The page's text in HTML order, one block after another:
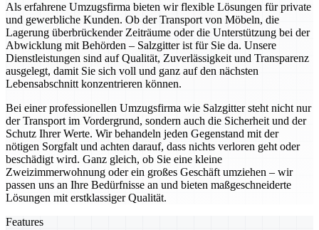
Als erfahrene Umzugsfirma bieten wir flexible Lösungen für private
und gewerbliche Kunden. Ob der Transport von Möbeln, die
Lagerung überbrückender Zeiträume oder die Unterstützung bei der
Abwicklung mit Behörden – Salzgitter ist für Sie da. Unsere
Dienstleistungen sind auf Qualität, Zuverlässigkeit und Transparenz
ausgelegt, damit Sie sich voll und ganz auf den nächsten
Lebensabschnitt konzentrieren können.
Bei einer professionellen Umzugsfirma wie Salzgitter steht nicht nur
der Transport im Vordergrund, sondern auch die Sicherheit und der
Schutz Ihrer Werte. Wir behandeln jeden Gegenstand mit der
nötigen Sorgfalt und achten darauf, dass nichts verloren geht oder
beschädigt wird. Ganz gleich, ob Sie eine kleine
Zweizimmerwohnung oder ein großes Geschäft umziehen – wir
passen uns an Ihre Bedürfnisse an und bieten maßgeschneiderte
Lösungen mit erstklassiger Qualität.
Features